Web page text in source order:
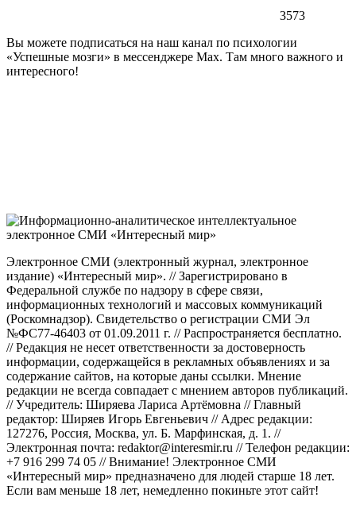
3573
Вы можете подписаться на наш канал по психологии
«Успешные мозги» в мессенджере Max. Там много важного и
интересного!
Электронное СМИ (электронный журнал, электронное
издание) «Интересный мир». // Зарегистрировано в
Федеральной службе по надзору в сфере связи,
информационных технологий и массовых коммуникаций
(Роскомнадзор). Свидетельство о регистрации СМИ Эл
№ФС77-46403 от 01.09.2011 г. // Распространяется бесплатно.
// Редакция не несет ответственности за достоверность
информации, содержащейся в рекламных объявлениях и за
содержание сайтов, на которые даны ссылки. Мнение
редакции не всегда совпадает с мнением авторов публикаций.
// Учредитель: Ширяева Лариса Артёмовна // Главный
редактор: Ширяев Игорь Евгеньевич // Адрес редакции:
127276, Россия, Москва, ул. Б. Марфинская, д. 1. //
Электронная почта: redaktor@interesmir.ru // Телефон редакции:
+7 916 299 74 05 // Внимание! Электронное СМИ
«Интересный мир» предназначено для людей старше 18 лет.
Если вам меньше 18 лет, немедленно покиньте этот сайт!